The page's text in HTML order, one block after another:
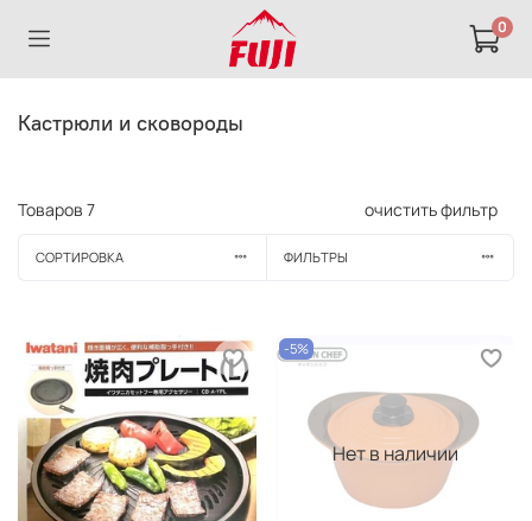
0
Кастрюли и сковороды
Товаров 7 очистить фильтр
СОРТИРОВКА ФИЛЬТРЫ
Нет в наличии
-5%